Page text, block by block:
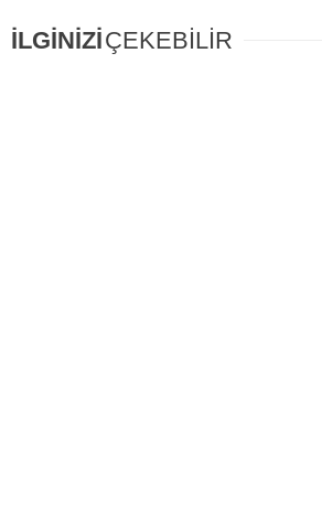
İLGİNİZİÇEKEBİLİR